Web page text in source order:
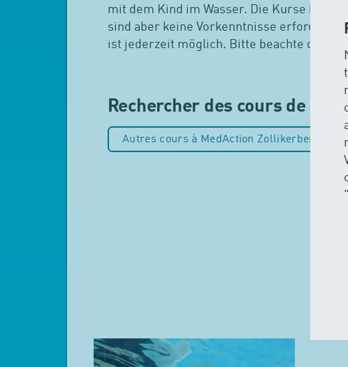
mit dem Kind im Wasser. Die Kurse bauen
sind aber keine Vorkenntnisse
ist jederzeit möglich. Bitte beachte die
Rechercher des cours de
Autres cours à MedAction Zollikerberg